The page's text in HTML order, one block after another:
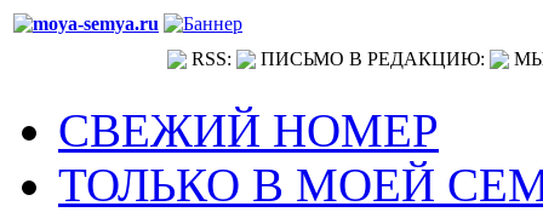
RSS: ПИСЬМО В РЕДАКЦИЮ:
СВЕЖИЙ НОМЕР
ТОЛЬКО В МОЕЙ